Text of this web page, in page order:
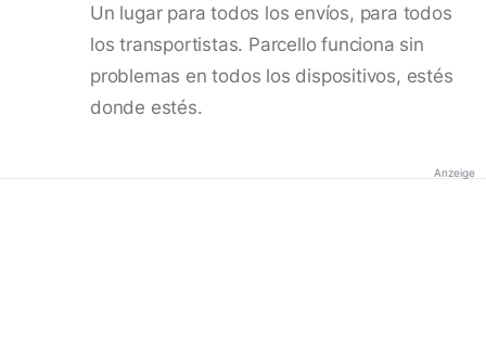
Un lugar para todos los envíos, para todos
los transportistas. Parcello funciona sin
problemas en todos los dispositivos, estés
donde estés.
Anzeige